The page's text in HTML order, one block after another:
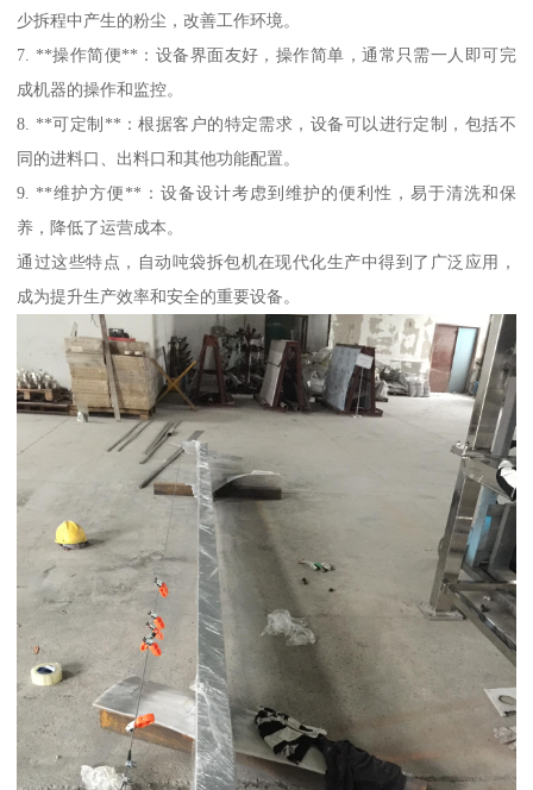
少拆程中产生的粉尘，改善工作环境。
7. **操作简便**：设备界面友好，操作简单，通常只需一人即可完
成机器的操作和监控。
8. **可定制**：根据客户的特定需求，设备可以进行定制，包括不
同的进料口、出料口和其他功能配置。
9. **维护方便**：设备设计考虑到维护的便利性，易于清洗和保
养，降低了运营成本。
通过这些特点，自动吨袋拆包机在现代化生产中得到了广泛应用，
成为提升生产效率和安全的重要设备。